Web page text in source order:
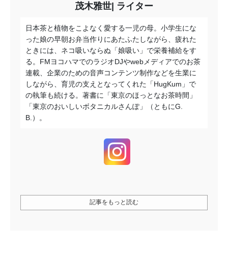
茂木雅世 ライター
日本茶と植物をこよなく愛する一児の母。小学生にな
った娘の早朝お弁当作りにあたふたしながら、疲れた
ときには、ネコ吸いならぬ「娘吸い」で栄養補給をす
る。FMヨコハマでのラジオDJやwebメディアでのお茶
連載、企業のための音声コンテンツ制作などを生業に
しながら、育児の支えとなってくれた「HugKum」で
の執筆も続ける。著書に「東京のほっとなお茶時間」
「東京のおいしいボタニカルさんぽ」
（ともにG.
B.）
。
記事をもっと読む